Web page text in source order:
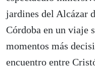
jardines del Alcázar
Córdoba en un viaje
momentos más
encuentro entre